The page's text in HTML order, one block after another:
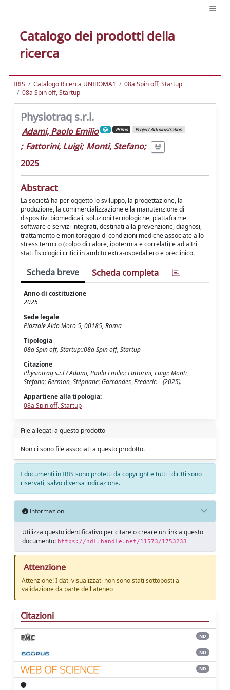
Catalogo dei prodotti della
ricerca
IRIS Catalogo Ricerca UNIROMA1
08a Spin off, Startup
08a Spin off, Startup
Physiotraq s.r.l.
Adami, Paolo Emilio Primo Project Administration
; Fattorini, Luigi; Monti, Stefano;
2025
Abstract
La società ha per oggetto lo sviluppo, la progettazione, la
produzione, la commercializzazione e la manutenzione di
dispositivi biomedicali, soluzioni tecnologiche, piattaforme
software e servizi integrati, destinati alla prevenzione, diagnosi,
trattamento e monitoraggio di condizioni mediche associate allo
stress termico (colpo di calore, ipotermia e correlati) e ad altri
stati fisiologici critici in ambito extra-ospedaliero e preclinico.
Scheda breve Scheda completa
Anno di costituzione
2025
Sede legale
Piazzale Aldo Moro 5, 00185, Roma
Tipologia
08a Spin off, Startup::08a Spin off, Startup
Citazione
Physiotraq s.r.l / Adami, Paolo Emilio; Fattorini, Luigi; Monti,
Stefano; Bermon, Stéphane; Garrandes, Frederic. - (2025).
Appartiene alla tipologia:
08a Spin off, Startup
File allegati a questo prodotto
Non ci sono file associati a questo prodotto.
I documenti in IRIS sono protetti da copyright e tutti i diritti sono
riservati, salvo diversa indicazione.
Informazioni
Utilizza questo identificativo per citare o creare un link a questo
documento: https://hdl.handle.net/11573/1753233
Attenzione
Attenzione! I dati visualizzati non sono stati sottoposti a
validazione da parte dell'ateneo
Citazioni
ND
ND
ND